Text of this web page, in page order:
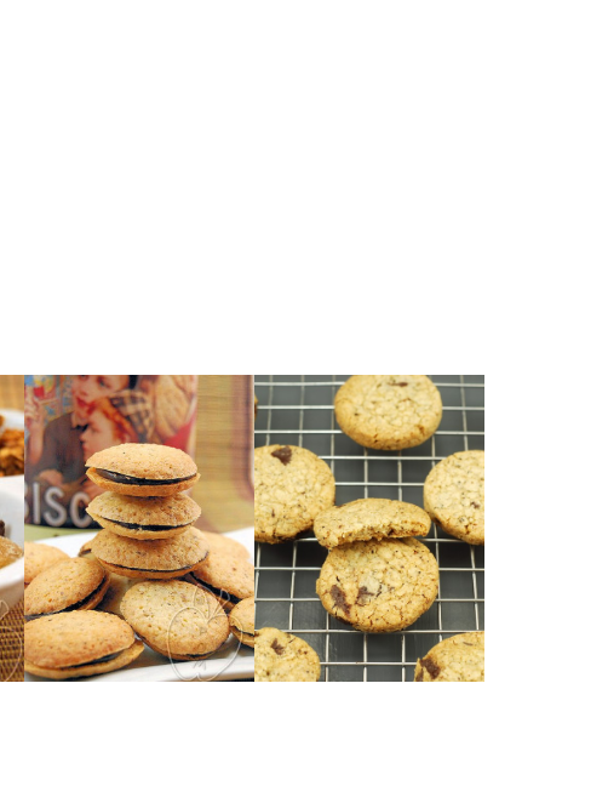
BISCUITS AUX
NOISETTES
FOURRÉS
CHOCOLAT
Qui peut résister à de
délicieux petits biscuits à
la noisettes, fourrés au
chocolat ? Totalement
irrésistible !!!!
GALETTES
SABLÉES
BRETONNES
AU SARRASIN &
PEPITES DE
CHOCOLAT
(sans gluten)
On vous attend pour le
goûter?